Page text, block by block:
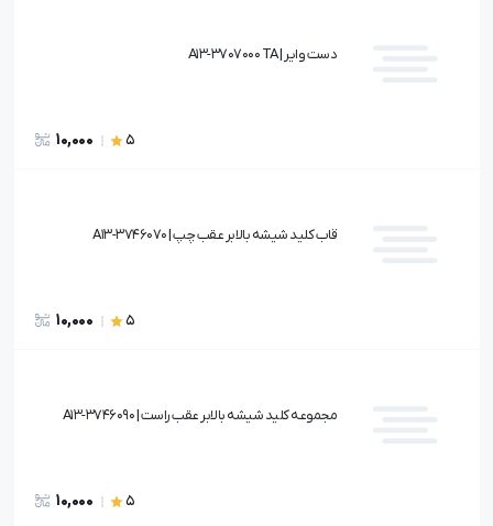
دست وایر | A13-3707000 TA
5
10,000
قاب كليد شيشه بالابر عقب چپ | A13-3746070
5
10,000
مجموعه كليد شيشه بالابر عقب راست | A13-3746090
5
10,000